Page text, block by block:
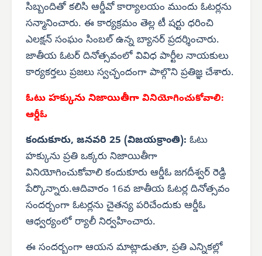
సిబ్బందితో కలిసి ఆర్డీవో కార్యాలయం ముందు ఓటర్లను
సన్మానించారు. ఈ కార్యక్రమం తెల్ల టీ షర్టు ధరించి
ఎలక్షన్ సంఘం సింబల్ ఉన్న బ్యానర్ ప్రదర్శించారు.
జాతీయ ఓటర్ దినోత్సవంలో వివిధ పార్టీల నాయకులు
కార్యకర్తలు ప్రజలు స్వచ్ఛందంగా పాల్గొని ప్రతిజ్ఞ చేశారు.
ఓటు హక్కును నిజాయితీగా వినియోగించుకోవాలి:
ఆర్డీఓ
కందుకూరు, జనవరి 25 (విజయక్రాంతి): ఓటు
హక్కును ప్రతి ఒక్కరు నిజాయితీగా
వినియోగించుకోవాలి కందుకూరు ఆర్డీఓ జగదీశ్వర్ రెడ్ది
పేర్కొన్నారు.ఆదివారం 16వ జాతీయ ఓటర్ల దినోత్సవం
సందర్బంగా ఓటర్లను చైతన్య పరిచేందుకు ఆర్డీఓ
ఆధ్వర్యంలో ర్యాలీ నిర్వహించారు.
ఈ సందర్బంగా ఆయన మాట్లాడుతూ, ప్రతి ఎన్నికల్లో